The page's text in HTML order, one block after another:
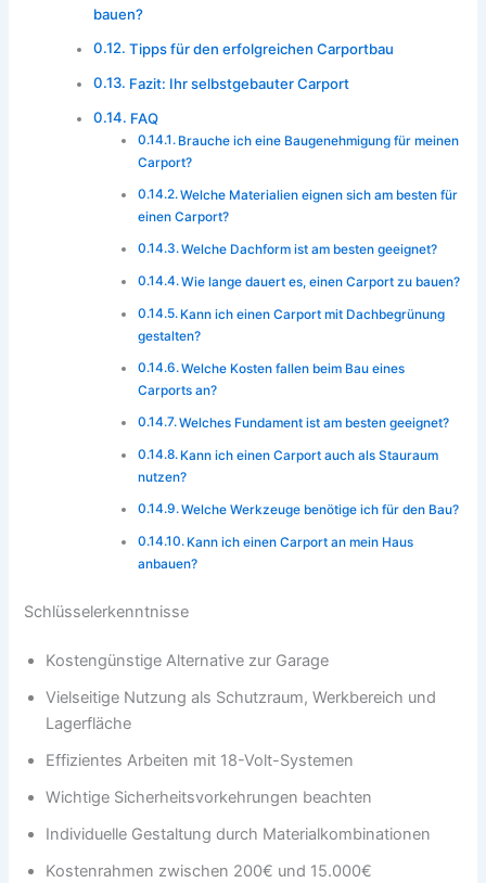
bauen?
Tipps für den erfolgreichen Carportbau
Fazit: Ihr selbstgebauter Carport
FAQ
Brauche ich eine Baugenehmigung für meinen
Carport?
Welche Materialien eignen sich am besten für
einen Carport?
Welche Dachform ist am besten geeignet?
Wie lange dauert es, einen Carport zu bauen?
Kann ich einen Carport mit Dachbegrünung
gestalten?
Welche Kosten fallen beim Bau eines
Carports an?
Welches Fundament ist am besten geeignet?
Kann ich einen Carport auch als Stauraum
nutzen?
Welche Werkzeuge benötige ich für den Bau?
Kann ich einen Carport an mein Haus
anbauen?
Schlüsselerkenntnisse
Kostengünstige Alternative zur Garage
Vielseitige Nutzung als Schutzraum, Werkbereich und
Lagerfläche
Effizientes Arbeiten mit 18-Volt-Systemen
Wichtige Sicherheitsvorkehrungen beachten
Individuelle Gestaltung durch Materialkombinationen
Kostenrahmen zwischen 200€ und 15.000€